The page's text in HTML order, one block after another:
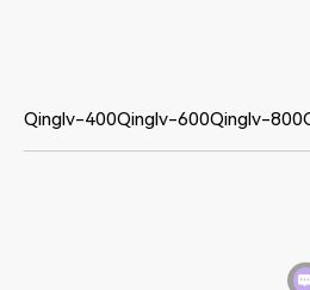
Qinglv-400Qinglv-600Qinglv-800